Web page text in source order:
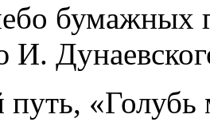
бумажных
«Голубь